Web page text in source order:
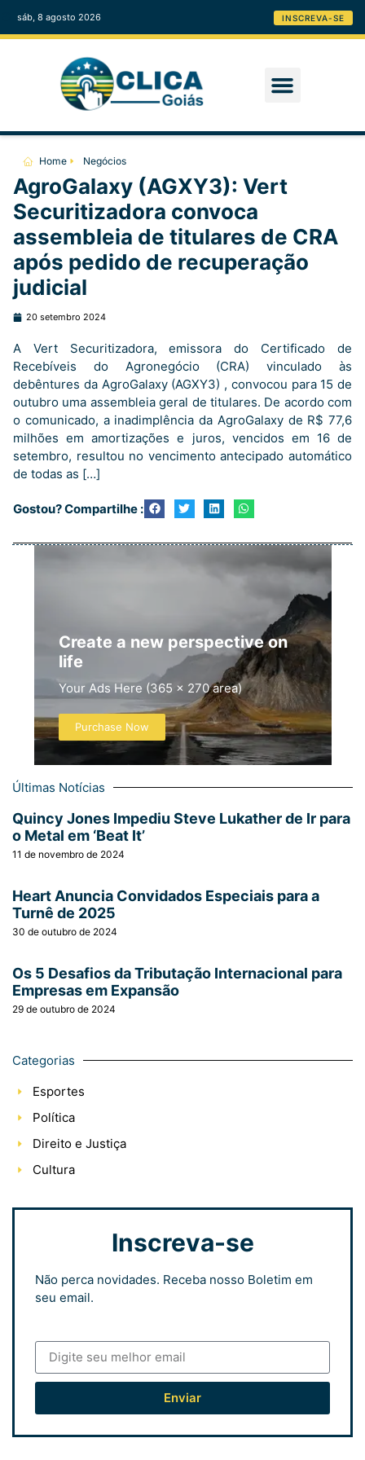
sáb, 8 agosto 2026 INSCREVA-SE
Home Negócios
AgroGalaxy (AGXY3): Vert
Securitizadora convoca
assembleia de titulares de CRA
após pedido de recuperação
judicial
20 setembro 2024
A Vert Securitizadora, emissora do Certificado de
Recebíveis do Agronegócio (CRA) vinculado às
debêntures da AgroGalaxy (AGXY3) , convocou para 15 de
outubro uma assembleia geral de titulares. De acordo com
o comunicado, a inadimplência da AgroGalaxy de R$ 77,6
milhões em amortizações e juros, vencidos em 16 de
setembro, resultou no vencimento antecipado automático
de todas as […]
Gostou? Compartilhe :
Create a new perspective on
life
Your Ads Here (365 x 270 area)
Purchase Now
Últimas Notícias
Quincy Jones Impediu Steve Lukather de Ir para
o Metal em ‘Beat It’
11 de novembro de 2024
Heart Anuncia Convidados Especiais para a
Turnê de 2025
30 de outubro de 2024
Os 5 Desafios da Tributação Internacional para
Empresas em Expansão
29 de outubro de 2024
Categorias
Esportes
Política
Direito e Justiça
Cultura
Inscreva-se
Não perca novidades. Receba nosso Boletim em
seu email.
Enviar